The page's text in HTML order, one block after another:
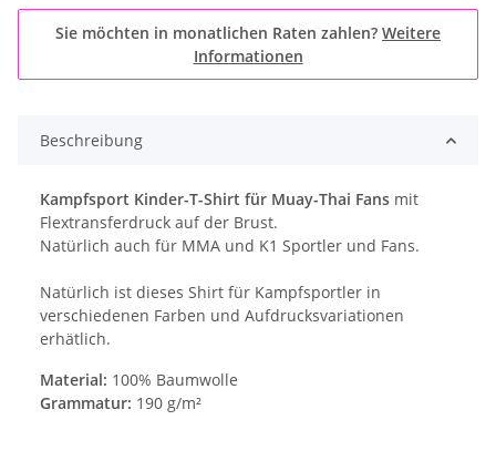
Sie möchten in monatlichen Raten zahlen? Weitere
Informationen
Beschreibung
Kampfsport Kinder-T-Shirt für Muay-Thai Fans mit
Flextransferdruck auf der Brust.
Natürlich auch für MMA und K1 Sportler und Fans.
Natürlich ist dieses Shirt für Kampfsportler in
verschiedenen Farben und Aufdrucksvariationen
erhätlich.
Material: 100% Baumwolle
Grammatur: 190 g/m²